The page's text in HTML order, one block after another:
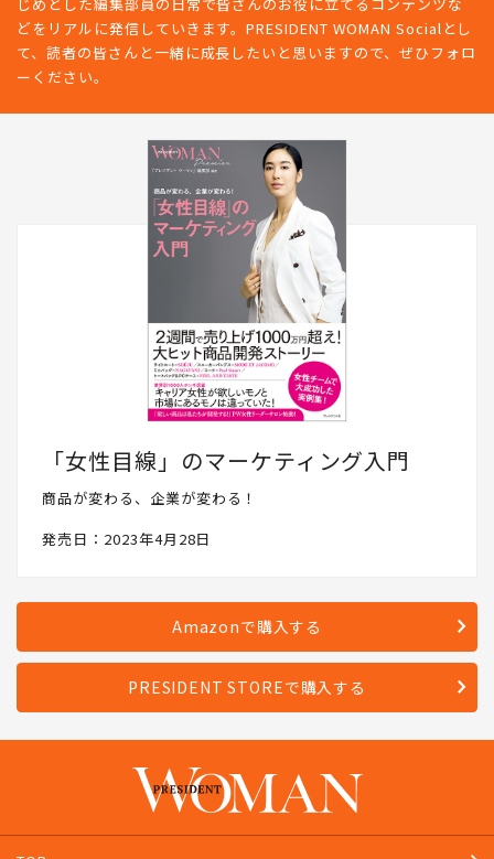
じめとした編集部員の日常で皆さんのお役に立てるコンテンツな
どをリアルに発信していきます。PRESIDENT WOMAN Socialとし
て、読者の皆さんと一緒に成長したいと思いますので、ぜひフォロ
ーください。
「女性目線」のマーケティング入門
商品が変わる、企業が変わる！
発売日：2023年4月28日
Amazonで購入する
PRESIDENT STOREで購入する